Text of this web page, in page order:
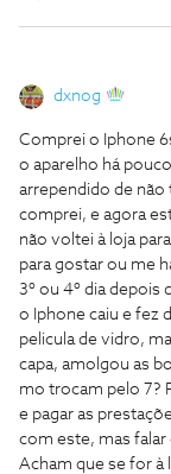
dxnog
Comprei o Iphone
o aparelho há
arrependido de
comprei, e agora
não voltei à loja
para gostar ou me
3º ou 4º dia depois
o Iphone caiu e fez
pelicula de vidro,
capa, amolgou as
mo trocam pelo 7?
e pagar as
com este, mas falar
Acham que se for à